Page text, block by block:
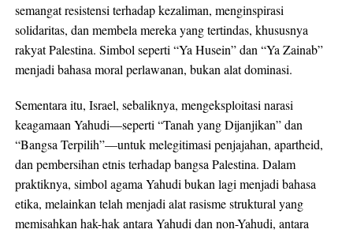
semangat resistensi terhadap kezaliman, menginspirasi
solidaritas, dan membela mereka yang tertindas, khususnya
rakyat Palestina. Simbol seperti “Ya Husein” dan “Ya Zainab”
menjadi bahasa moral perlawanan, bukan alat dominasi.
Sementara itu, Israel, sebaliknya, mengeksploitasi narasi
keagamaan Yahudi—seperti “Tanah yang Dijanjikan” dan
“Bangsa Terpilih”—untuk melegitimasi penjajahan, apartheid,
dan pembersihan etnis terhadap bangsa Palestina. Dalam
praktiknya, simbol agama Yahudi bukan lagi menjadi bahasa
etika, melainkan telah menjadi alat rasisme struktural yang
memisahkan hak-hak antara Yahudi dan non-Yahudi, antara